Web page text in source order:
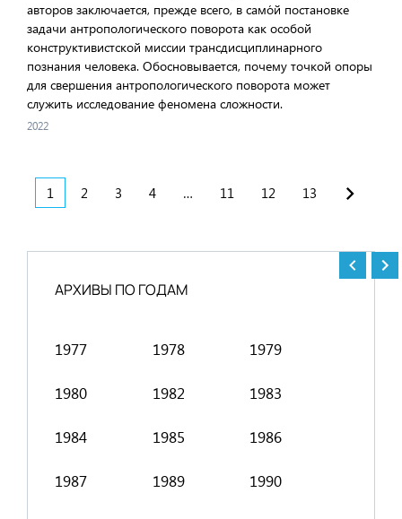
авторов заключается, прежде всего, в само́й постановке
задачи антропологического поворота как особой
конструктивистской миссии трансдисциплинарного
познания человека. Обосновывается, почему точкой опоры
для свершения антропологического поворота может
служить исследование феномена сложности.
2022
1 2 3 4 … 11 12 13
АРХИВЫ ПО ГОДАМ
1977 1978 1979
1980 1982 1983
1984 1985 1986
1987 1989 1990